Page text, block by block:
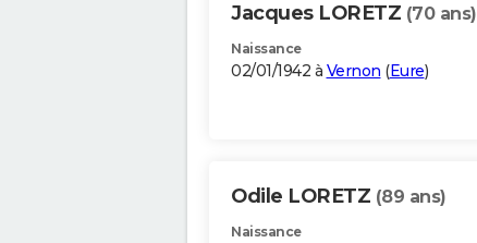
Jacques LORETZ (70 ans)
Naissance
02/01/1942 à Vernon (Eure)
Odile LORETZ (89 ans)
Naissance